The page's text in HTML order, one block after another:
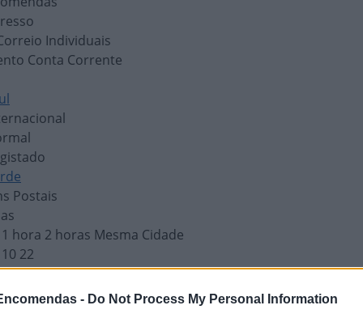
- Do Not Process My Personal Information
Individuais
Conta Corrente
Postais
hora 2 horas Mesma Cidade
22
19 48
Cidades